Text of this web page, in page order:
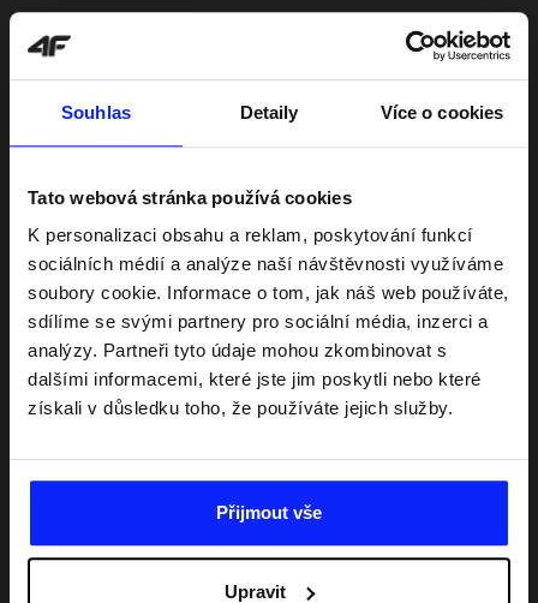
Souhlas Detaily Více o cookies
Tato webová stránka používá cookies
K personalizaci obsahu a reklam, poskytování funkcí
sociálních médií a analýze naší návštěvnosti využíváme
soubory cookie. Informace o tom, jak náš web používáte,
sdílíme se svými partnery pro sociální média, inzerci a
analýzy. Partneři tyto údaje mohou zkombinovat s
dalšími informacemi, které jste jim poskytli nebo které
získali v důsledku toho, že používáte jejich služby.
Přijmout vše
Upravit